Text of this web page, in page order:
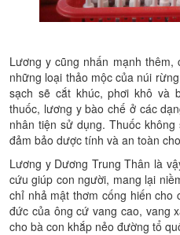
Lương y cũng nhấn mạnh
những loại thảo mộc của núi
sạch sẽ cắt khúc, phơi khô và
thuốc, lương y bào chế ở các
nhân tiện sử dụng. Thuốc
đảm bảo dược tính và an toàn
Lương y Dương Trung Thân là
cứu giúp con người, mang lại
chỉ nhả mật thơm cống hiến cho
đức của ông cứ vang cao, vang
cho bà con khắp nẻo đường tổ